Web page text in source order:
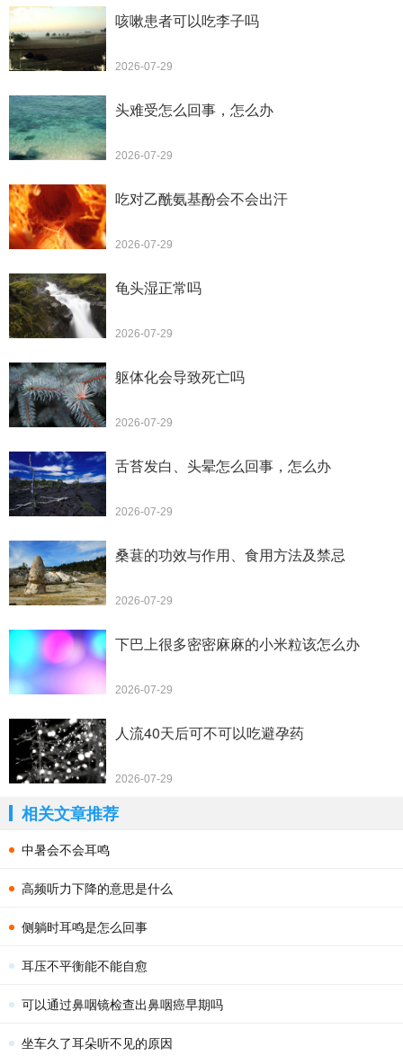
咳嗽患者可以吃李子吗
2026-07-29
头难受怎么回事，怎么办
2026-07-29
吃对乙酰氨基酚会不会出汗
2026-07-29
龟头湿正常吗
2026-07-29
躯体化会导致死亡吗
2026-07-29
舌苔发白、头晕怎么回事，怎么办
2026-07-29
桑葚的功效与作用、食用方法及禁忌
2026-07-29
下巴上很多密密麻麻的小米粒该怎么办
2026-07-29
人流40天后可不可以吃避孕药
2026-07-29
相关文章推荐
中暑会不会耳鸣
高频听力下降的意思是什么
侧躺时耳鸣是怎么回事
耳压不平衡能不能自愈
可以通过鼻咽镜检查出鼻咽癌早期吗
坐车久了耳朵听不见的原因